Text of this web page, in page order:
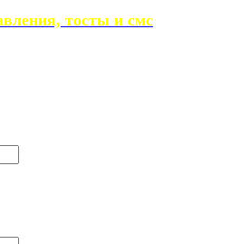
тосты и смс